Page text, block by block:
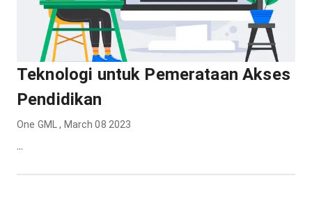
Teknologi untuk Pemerataan Akses
Pendidikan
One GML , March 08 2023
...